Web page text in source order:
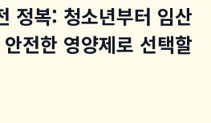
정복: 청소년부터 임산
전한 영양제로 선택할